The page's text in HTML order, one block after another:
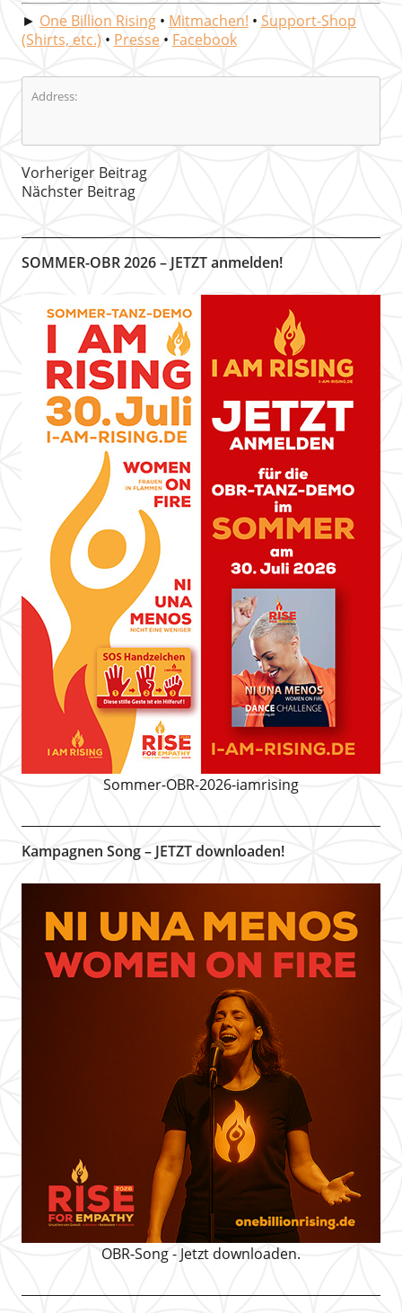
► One Billion Rising• Mitmachen! • Support-Shop
(Shirts, etc.) • Presse • Facebook
Address:
Vorheriger Beitrag
Nächster Beitrag
SOMMER-OBR 2026 – JETZT anmelden!
Sommer-OBR-2026-iamrising
Kampagnen Song – JETZT downloaden!
OBR-Song - Jetzt downloaden.